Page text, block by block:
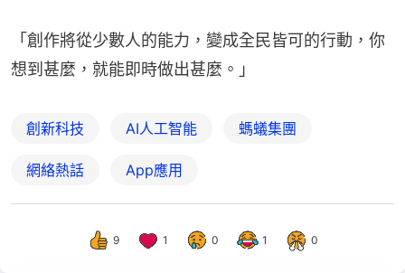
「創作將從少數人的能力，變成全民皆可的行動，你
想到甚麼，就能即時做出甚麼。」
創新科技 AI人工智能 螞蟻集團
網絡熱話 App應用
9 1 0 1 0